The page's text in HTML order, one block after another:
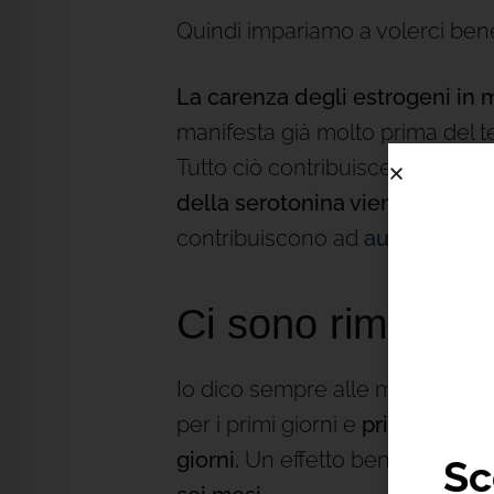
Quindi impariamo a volerci
La carenza degli estrogeni in
manifesta già molto prima del
Tutto ciò contribuisce a
della serotonina viene
contribuiscono ad aumentare
Ci sono rimedi
Io dico sempre alle mie pazienti
per i primi giorni e prima di
giorni. Un effetto ben spiccato